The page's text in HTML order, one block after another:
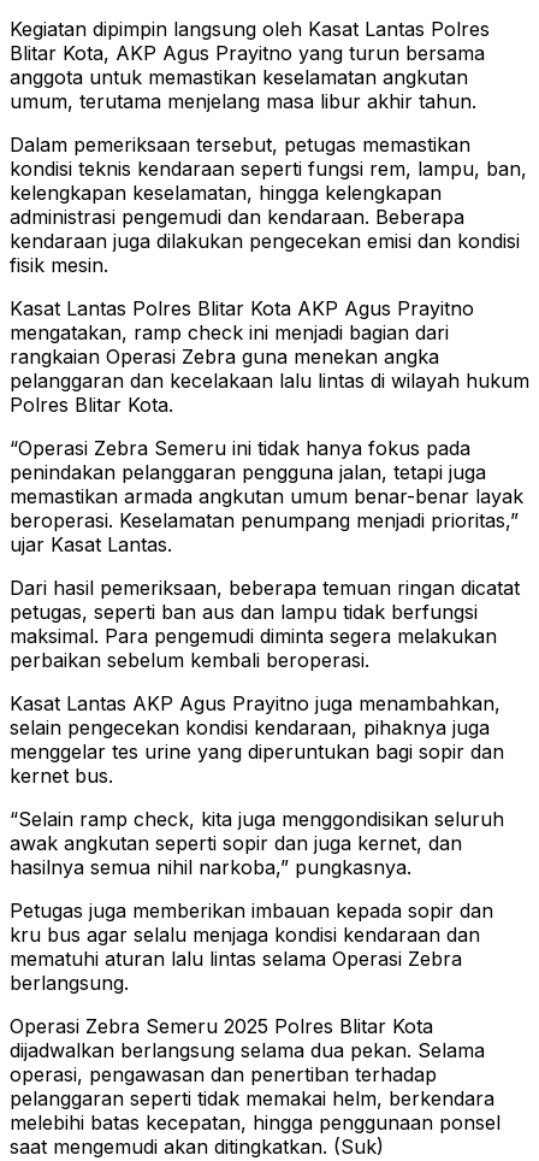
Kegiatan dipimpin langsung oleh Kasat Lantas Polres
Blitar Kota, AKP Agus Prayitno yang turun bersama
anggota untuk memastikan keselamatan angkutan
umum, terutama menjelang masa libur akhir tahun.
Dalam pemeriksaan tersebut, petugas memastikan
kondisi teknis kendaraan seperti fungsi rem, lampu, ban,
kelengkapan keselamatan, hingga kelengkapan
administrasi pengemudi dan kendaraan. Beberapa
kendaraan juga dilakukan pengecekan emisi dan kondisi
fisik mesin.
Kasat Lantas Polres Blitar Kota AKP Agus Prayitno
mengatakan, ramp check ini menjadi bagian dari
rangkaian Operasi Zebra guna menekan angka
pelanggaran dan kecelakaan lalu lintas di wilayah hukum
Polres Blitar Kota.
“Operasi Zebra Semeru ini tidak hanya fokus pada
penindakan pelanggaran pengguna jalan, tetapi juga
memastikan armada angkutan umum benar-benar layak
beroperasi. Keselamatan penumpang menjadi prioritas,”
ujar Kasat Lantas.
Dari hasil pemeriksaan, beberapa temuan ringan dicatat
petugas, seperti ban aus dan lampu tidak berfungsi
maksimal. Para pengemudi diminta segera melakukan
perbaikan sebelum kembali beroperasi.
Kasat Lantas AKP Agus Prayitno juga menambahkan,
selain pengecekan kondisi kendaraan, pihaknya juga
menggelar tes urine yang diperuntukan bagi sopir dan
kernet bus.
“Selain ramp check, kita juga menggondisikan seluruh
awak angkutan seperti sopir dan juga kernet, dan
hasilnya semua nihil narkoba,” pungkasnya.
Petugas juga memberikan imbauan kepada sopir dan
kru bus agar selalu menjaga kondisi kendaraan dan
mematuhi aturan lalu lintas selama Operasi Zebra
berlangsung.
Operasi Zebra Semeru 2025 Polres Blitar Kota
dijadwalkan berlangsung selama dua pekan. Selama
operasi, pengawasan dan penertiban terhadap
pelanggaran seperti tidak memakai helm, berkendara
melebihi batas kecepatan, hingga penggunaan ponsel
saat mengemudi akan ditingkatkan. (Suk)